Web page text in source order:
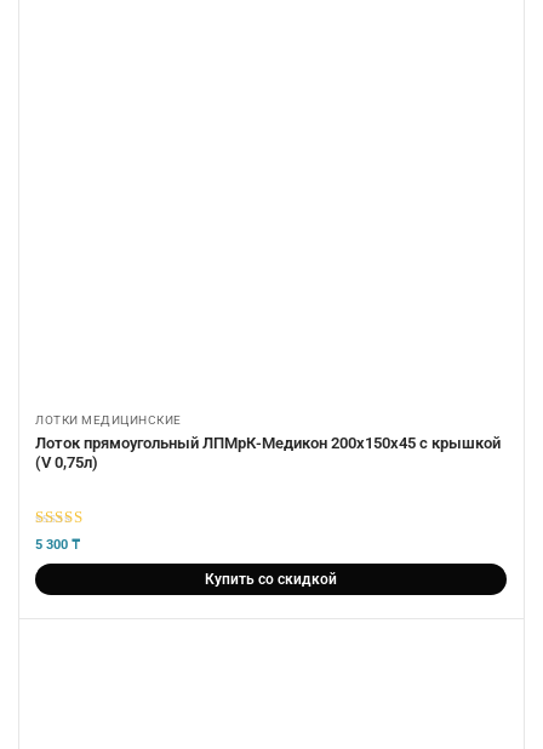
ЛОТКИ МЕДИЦИНСКИЕ
Лоток прямоугольный ЛПМрК-Медикон 200х150х45 с крышкой
(V 0,75л)
5 из 5
5 300 ₸
Купить со скидкой